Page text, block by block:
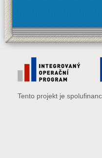
Tento projekt je